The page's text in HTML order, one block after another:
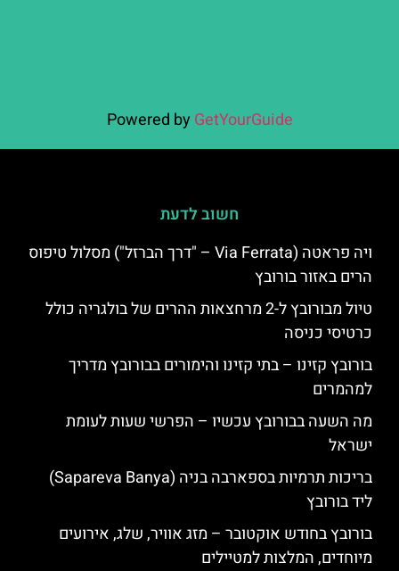
Powered by GetYourGuide
חשוב לדעת
ויה פראטה (Via Ferrata – "דרך הברזל") מסלול טיפוס
הרים באזור בורובץ
טיול מבורובץ ל-2 מרחצאות ההרים של בולגריה כולל
כרטיסי כניסה
בורובץ קזינו – בתי קזינו והימורים בבורובץ מדריך
למהמרים
מה השעה בבורובץ עכשיו – הפרשי שעות לעומת
ישראל
בריכות תרמיות בספארבה בניה (Sapareva Banya)
ליד בורובץ
בורובץ בחודש אוקטובר – מזג אוויר, שלג, אירועים
מיוחדים, המלצות למטיילים